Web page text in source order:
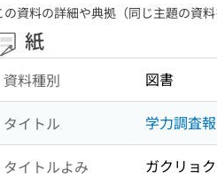
の資料の詳細や典拠（同じ主題の資
紙
資料種別 図書
タイトル 学力調査
タイトルよみ ガクリョ